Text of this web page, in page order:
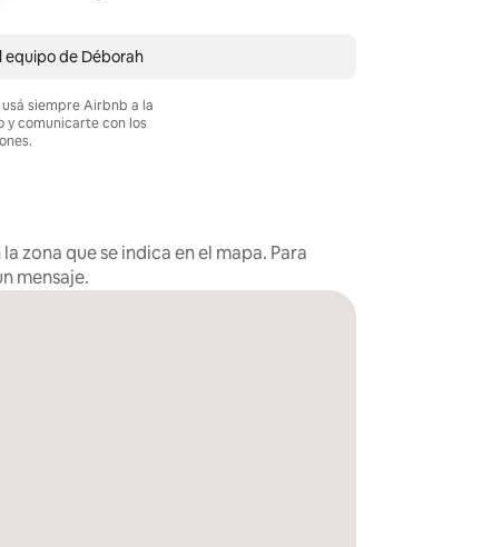
equipo de Déborah
siempre Airbnb a la
comunicarte con los
zona que se indica en el mapa. Para
mensaje.